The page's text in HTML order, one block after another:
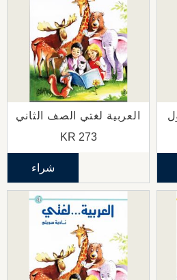
العربية لغتي الصف الثاني
273
شراء